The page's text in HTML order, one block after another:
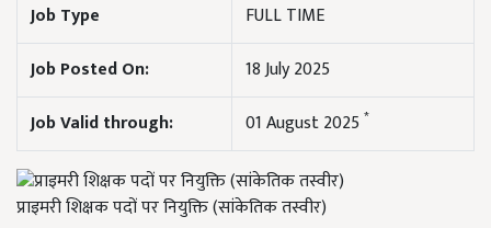
Job Type
FULL TIME
Job Posted On:
18 July 2025
Job Valid through:
01 August 2025 *
प्राइमरी शिक्षक पदों पर नियुक्ति (सांकेतिक तस्वीर)